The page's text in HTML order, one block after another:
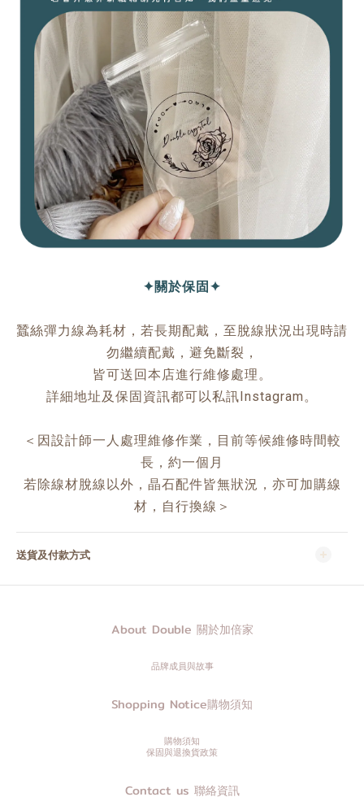
✦關於保固✦
蠶絲彈力線為耗材，若長期配戴，至脫線狀況出現時請
勿繼續配戴，避免斷裂，
皆可送回本店進行維修處理。
詳細地址及保固資訊都可以私訊Instagram。
＜因設計師一人處理維修作業，目前等候維修時間較
長，約一個月
若除線材脫線以外，晶石配件皆無狀況，亦可加購線
材，自行換線＞
送貨及付款方式
About Double 關於加倍家
品牌成員與故事
Shopping Notice購物須知
購物須知
保固與退換貨政策
Contact us 聯絡資訊